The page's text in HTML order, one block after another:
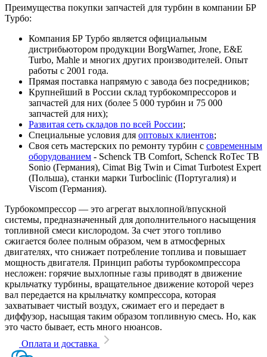
Преимущества покупки запчастей для турбин в компании БР
Турбо:
Компания БР Турбо является официальным
дистрибьютором продукции BorgWarner, Jrone, E&E
Turbo, Mahle и многих других производителей. Опыт
работы с 2001 года.
Прямая поставка напрямую с завода без посредников;
Крупнейший в России склад турбокомпрессоров и
запчастей для них (более 5 000 турбин и 75 000
запчастей для них);
Развитая сеть складов по всей России;
Специальные условия для оптовых клиентов;
Своя сеть мастерских по ремонту турбин с современным
оборудованием - Schenck TB Comfort, Schenck RoTec TB
Sonio (Германия), Cimat Big Twin и Cimat Turbotest Expert
(Польша), станки марки Turboclinic (Португалия) и
Viscom (Германия).
Турбокомпрессор — это агрегат выхлопной/впускной
системы, предназначенный для дополнительного насыщения
топливной смеси кислородом. За счет этого топливо
сжигается более полным образом, чем в атмосферных
двигателях, что снижает потребление топлива и повышает
мощность двигателя. Принцип работы турбокомпрессора
несложен: горячие выхлопные газы приводят в движение
крыльчатку турбины, вращательное движение которой через
вал передается на крыльчатку компрессора, которая
захватывает чистый воздух, сжимает его и передает в
диффузор, насыщая таким образом топливную смесь. Но, как
это часто бывает, есть много нюансов.
Оплата и доставка